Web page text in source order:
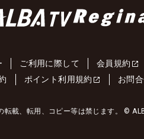
ご利用に際して
会員規約
ポイント利用規約 お問
転載、転用、コピー等は禁じます。 ©